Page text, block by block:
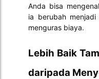
Anda bisa
ia berubah
menguras biaya.
Lebih Baik
daripada